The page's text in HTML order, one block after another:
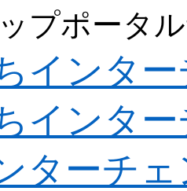
プポータ
インタ
インタ
ターチ